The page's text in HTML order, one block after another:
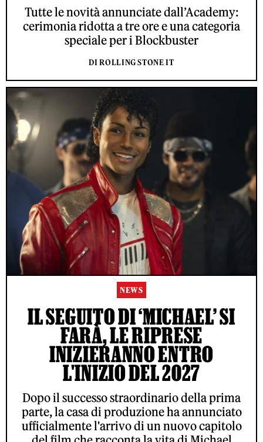
Tutte le novità annunciate dall’Academy:
cerimonia ridotta a tre ore e una categoria
speciale per i Blockbuster
DI ROLLING STONE IT
NEWS
IL SEGUITO DI ‘MICHAEL’ SI
FARÀ, LE RIPRESE
INIZIERANNO ENTRO
L'INIZIO DEL 2027
Dopo il successo straordinario della prima
parte, la casa di produzione ha annunciato
ufficialmente l'arrivo di un nuovo capitolo